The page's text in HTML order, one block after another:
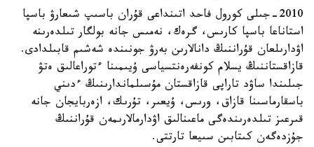
2010-جىلى كورول فاحد اتىنداعى قۇران باسىپ شىعارۋ باسپا
استاناعا باسپا كارىس، گرەك، نەمىس جانە بولگار تىلدەرىنە
اۋدارىلعان قۇراننىڭ دانالارىن بەرۋ جونىندە شەشىم قابىلدادى.
قازاقستاننىڭ يسلام كونفەرەنتسياسى ۇيىمىنا ءتوراعالىق ەتۋ
جىلىندا ساۋد تاراپى قازاقستان مۇسىلماندارىنىڭ ءدىني
باسقارماسىنا قازاق، ورىس، ۇيعىر، تۇرىك، ازەربايجان جانە
قىرعىز تىلدەرىندەگى ماعىنالىق اۋدارمالارىمەن قۇراننىڭ
جۇزدەگەن كىتابىن سىيعا تارتتى.